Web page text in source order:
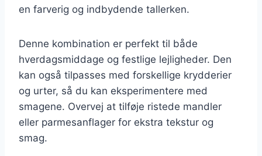
en farverig og indbydende tallerken.
Denne kombination er perfekt til både
hverdagsmiddage og festlige lejligheder. Den
kan også tilpasses med forskellige krydderier
og urter, så du kan eksperimentere med
smagene. Overvej at tilføje ristede mandler
eller parmesanflager for ekstra tekstur og
smag.